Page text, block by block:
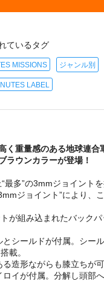
ているタグ
MISSIONS ジャンル別
LABEL
く重量感のある地球連合
ラウンカラーが登場！
最多”の3mmジョイントを
ジョイント”により、
が組み込まれたバック
とシールドが付属。シー
載。
造形ながらも膝立ちが可
イが付属。分解し頭部